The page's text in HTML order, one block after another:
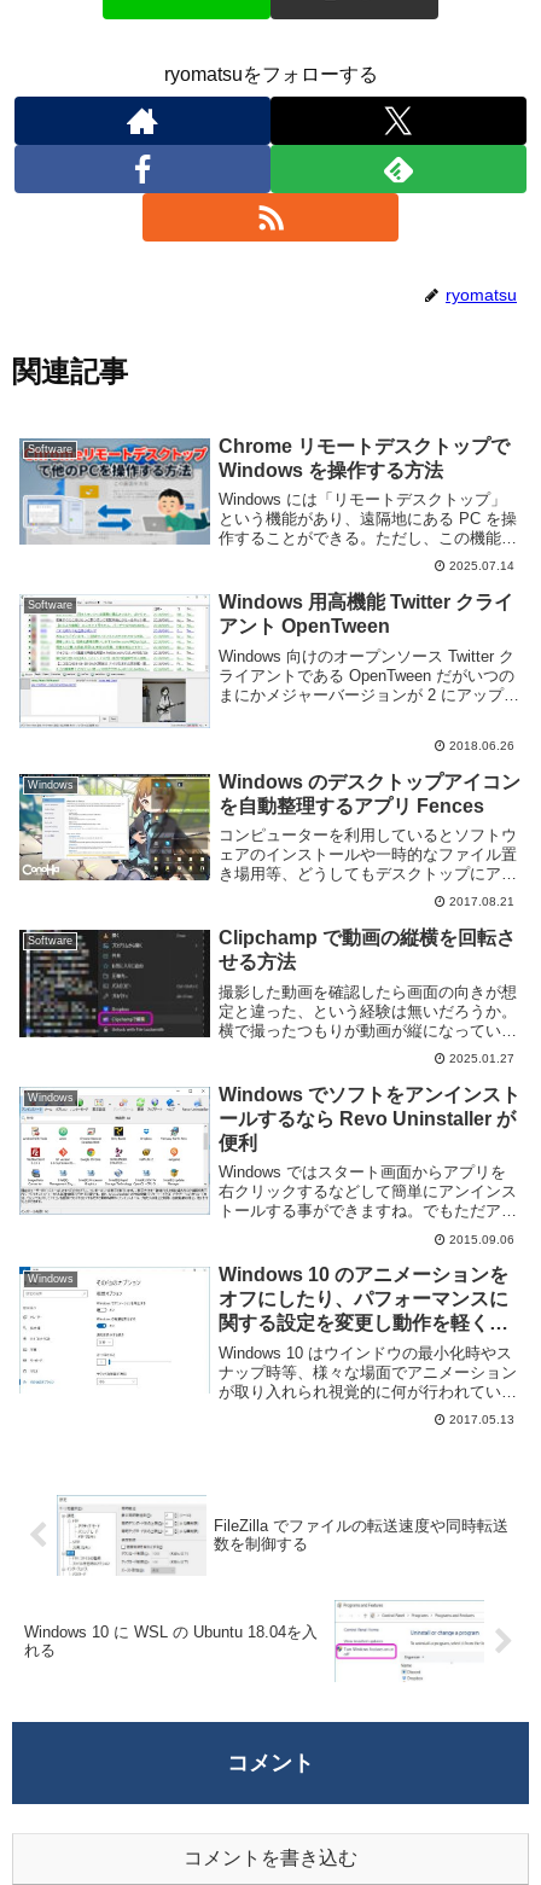
ryomatsuをフォローする
ryomatsu
関連記事
Software
Chrome リモートデスクトップで
Windows を操作する方法
Windows には「リモートデスクトップ」
という機能があり、遠隔地にある PC を操
作することができる。ただし、この機能を
使うには、操作対象の Windows が Pro バ
ージョンである必要がある。そのため、
Home エディションを使っ...
2025.07.14
Software
Windows 用高機能 Twitter クライ
アント OpenTween
Windows 向けのオープンソース Twitter ク
ライアントである OpenTween だがいつの
まにかメジャーバージョンが 2 にアップさ
2018.06.26
Windows
Windows のデスクトップアイコン
を自動整理するアプリ Fences
コンピューターを利用しているとソフトウ
ェアのインストールや一時的なファイル置
き場用等、どうしてもデスクトップにアイ
コンが増えしまい整理が面倒くさい、とい
う人は多いと思います。Windows を利用
しているのであれば Fences というソフ...
2017.08.21
Software
Clipchamp で動画の縦横を回転さ
せる方法
撮影した動画を確認したら画面の向きが想
定と違った、という経験は無いだろうか。
横で撮ったつもりが動画が縦になっていた
り、その逆になってしまう場合もある。そ
ういう時は動画編集ソフトなどを利用して
動画を回転させよう。このページでは
Windows...
2025.01.27
Windows
Windows でソフトをアンインスト
ールするなら Revo Uninstaller が
便利
Windows ではスタート画面からアプリを
右クリックするなどして簡単にアンインス
トールする事ができますね。でもただアン
インストールしただけではそのアプリの設
定などがそのまま残ってしまう事もありま
す。それにスタート画面からアプリを探し
にくい...
2015.09.06
Windows
Windows 10 のアニメーションを
オフにしたり、パフォーマンスに
関する設定を変更し動作を軽くす
る方法
Windows 10 はウインドウの最小化時やス
ナップ時等、様々な場面でアニメーション
が取り入れられ視覚的に何が行われている
のかがわかりやすくなっています。しか
し、ある程度コンピュータに慣れてくると
2017.05.13
FileZilla でファイルの転送速度や同時転送
数を制御する
Windows 10 に WSL の Ubuntu 18.04を入
れる
コメント
コメントを書き込む